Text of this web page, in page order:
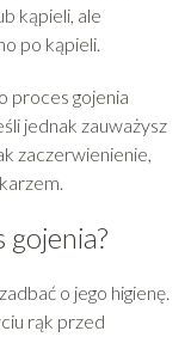
kąpieli, ale
po kąpieli.
proces gojenia
jednak zauważysz
zaczerwienienie,
gojenia?
o jego higienę.
rąk przed